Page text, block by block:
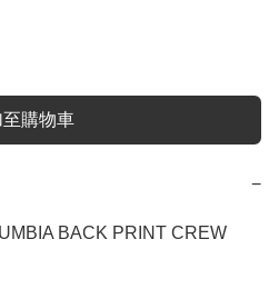
至購物車
−
BACK PRINT CREW